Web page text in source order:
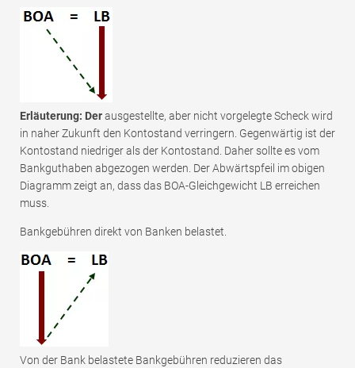
Erläuterung: Derausgestellte, aber nicht vorgelegte Scheck wird
in naher Zukunft den Kontostand verringern. Gegenwärtig ist der
Kontostand niedriger als der Kontostand. Daher sollte es vom
Bankguthaben abgezogen werden. Der Abwärtspfeil im obigen
Diagramm zeigt an, dass das BOA-Gleichgewicht LB erreichen
muss.
Bankgebühren direkt von Banken belastet.
Von der Bank belastete Bankgebühren reduzieren das